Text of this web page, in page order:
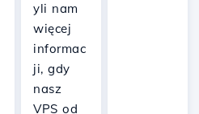
yli nam
więcej
informac
ji, gdy
nasz
VPS od